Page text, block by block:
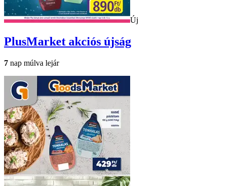
Új
PlusMarket akciós újság
7 nap múlva lejár